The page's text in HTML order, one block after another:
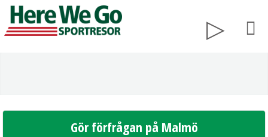
Gör förfrågan på Malmö